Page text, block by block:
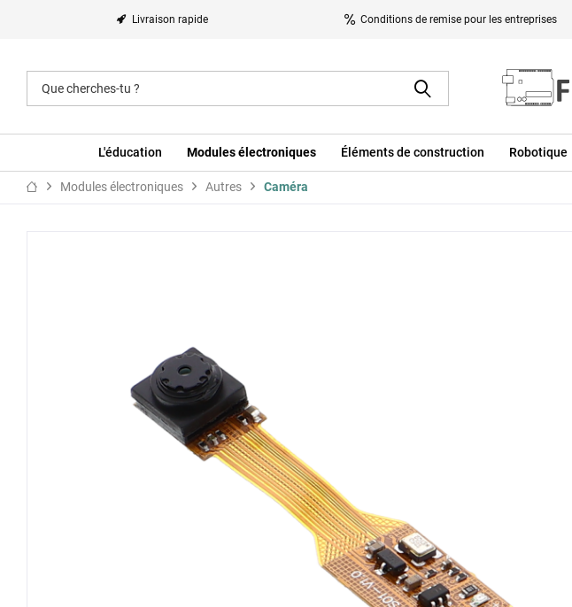
Livraison rapide Conditions de remise pour les entreprises
L'éducation Modules électroniques Éléments de construction Robotique
Modules électroniques Autres Caméra